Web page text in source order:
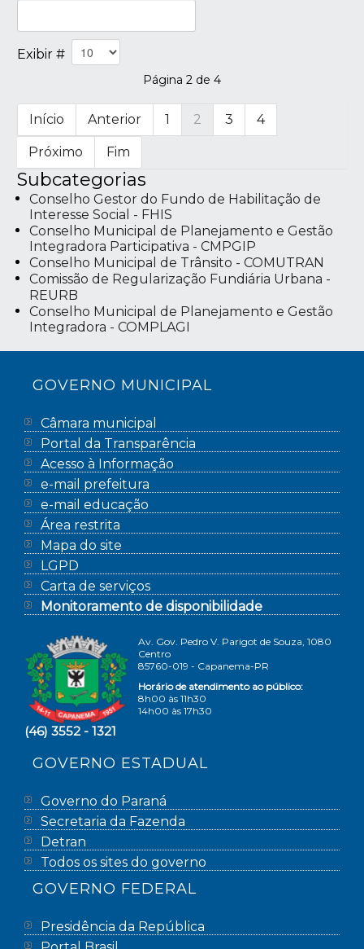
Exibir #
Página 2 de 4
Início Anterior 1 2 3 4
Próximo Fim
Subcategorias
Conselho Gestor do Fundo de Habilitação de
Interesse Social - FHIS
Conselho Municipal de Planejamento e Gestão
Integradora Participativa - CMPGIP
Conselho Municipal de Trânsito - COMUTRAN
Comissão de Regularização Fundiária Urbana -
REURB
Conselho Municipal de Planejamento e Gestão
Integradora - COMPLAGI
GOVERNO MUNICIPAL
Câmara municipal
Portal da Transparência
Acesso à Informação
e-mail prefeitura
e-mail educação
Área restrita
Mapa do site
LGPD
Carta de serviços
Monitoramento de disponibilidade
Av. Gov. Pedro V. Parigot de Souza, 1080
Centro
85760-019 - Capanema-PR
Horário de atendimento ao público:
8h00 às 11h30
14h00 às 17h30
(46) 3552 - 1321
GOVERNO ESTADUAL
Governo do Paraná
Secretaria da Fazenda
Detran
Todos os sites do governo
GOVERNO FEDERAL
Presidência da República